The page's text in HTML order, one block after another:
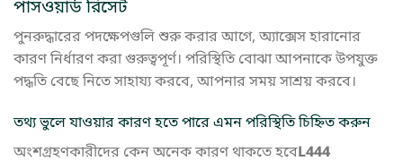
পাসওয়ার্ড রিসেট
পুনরুদ্ধারের পদক্ষেপগুলি শুরু করার আগে, অ্যাক্সেস হারানোর
কারণ নির্ধারণ করা গুরুত্বপূর্ণ। পরিস্থিতি বোঝা আপনাকে উপযুক্ত
পদ্ধতি বেছে নিতে সাহায্য করবে, আপনার সময় সাশ্রয় করবে।
তথ্য ভুলে যাওয়ার কারণ হতে পারে এমন পরিস্থিতি চিহ্নিত করুন
অংশগ্রহণকারীদের কেন অনেক কারণ থাকতে হবেL444